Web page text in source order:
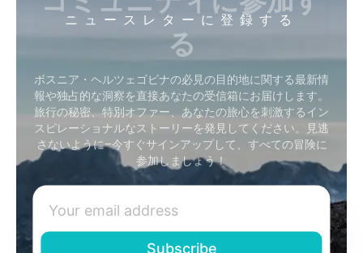
ニュースレターに登録する
る
ボスニア・ヘルツェゴビナの必見の目的地に関する最新情
報や独占的な洞察を直接あなたの受信箱にお届けします。
旅行の秘密、特別オファー、あなたの旅心を刺激するイン
スピレーショナルなストーリーを発見してください。見逃
さないように–今すぐサインアップして、すべての冒険に
参加しましょう！